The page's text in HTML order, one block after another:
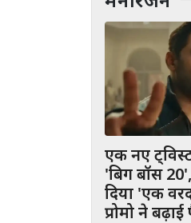
एक नए
'बिग बॉस
दिया 'एक
प्रोमो ने